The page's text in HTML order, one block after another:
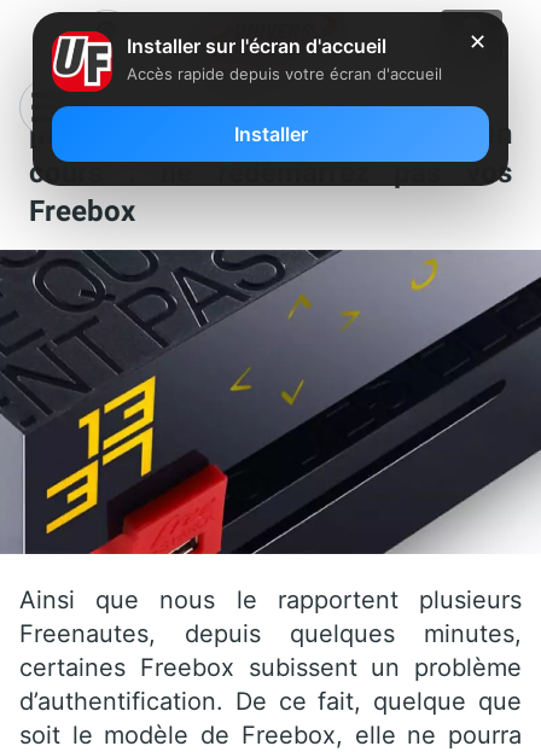
[MàJ] Problème d’authentification en
cours : ne redémarrez pas vos
Freebox
Ainsi que nous le rapportent plusieurs
Freenautes, depuis quelques minutes,
certaines Freebox subissent un problème
d’authentification. De ce fait, quelque que
soit le modèle de Freebox, elle ne pourra
✕
Installer sur l'écran d'accueil
Accès rapide depuis votre écran d'accueil
Installer